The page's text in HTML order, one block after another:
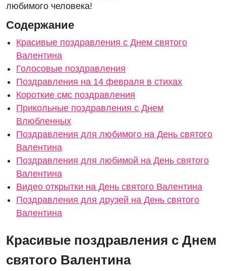
любимого человека!
Содержание
Красивые поздравления с Днем святого
Валентина
Голосовые поздравления
Поздравления на 14 февраля в стихах
Короткие смс поздравления
Прикольные поздравления с Днем
Влюбленных
Поздравления для любимого на День святого
Валентина
Поздравления для любимой на День святого
Валентина
Видео открытки на День святого Валентина
Поздравления для друзей на День святого
Валентина
Красивые поздравления с Днем
святого Валентина